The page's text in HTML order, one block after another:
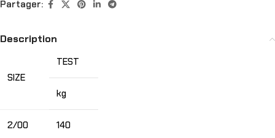
Partager:
Description
SIZE
TEST
kg
2/00 140